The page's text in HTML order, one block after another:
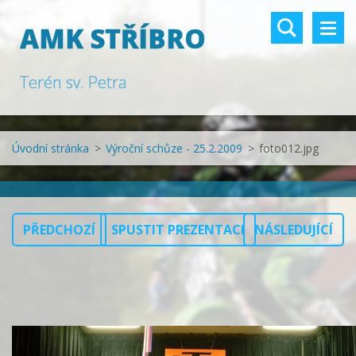
AMK STŘÍBRO
Terén sv. Petra
Úvodní stránka > Výroční schůze - 25.2.2009 > foto012.jpg
PŘEDCHOZÍ SPUSTIT PREZENTACI NÁSLEDUJÍCÍ